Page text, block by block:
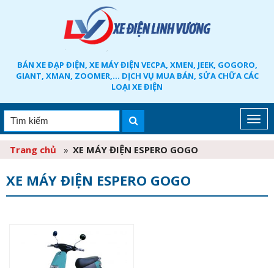
BÁN XE ĐẠP ĐIỆN, XE MÁY ĐIỆN VECPA, XMEN, JEEK, GOGORO,
GIANT, XMAN, ZOOMER,... DỊCH VỤ MUA BÁN, SỬA CHỮA CÁC
LOẠI XE ĐIỆN
Trang chủ » XE MÁY ĐIỆN ESPERO GOGO
XE MÁY ĐIỆN ESPERO GOGO